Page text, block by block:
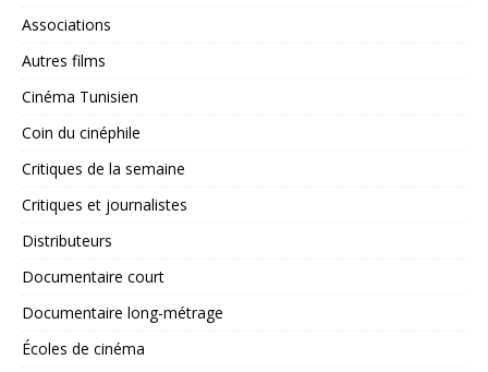
Associations
Autres films
Cinéma Tunisien
Coin du cinéphile
Critiques de la semaine
Critiques et journalistes
Distributeurs
Documentaire court
Documentaire long-métrage
Écoles de cinéma